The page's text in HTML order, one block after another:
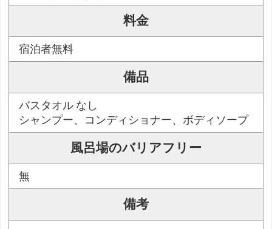
料金
宿泊者無料
備品
バスタオル なし
シャンプー、コンディショナー、ボディソープ
風呂場のバリアフリー
無
備考